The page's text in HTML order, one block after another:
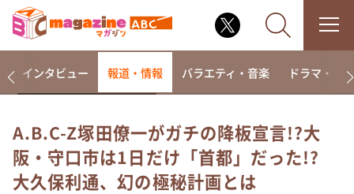
なるみ・岡村の過ぎるTV
相席食堂
インタビュー 報道・情報 バラエティ・音楽 ドラマ・映画
A.B.C-Z塚田僚一がガチの降板宣言!?大
阪・守口市は1日だけ「首都」だった!?
大久保利通、幻の極秘計画とは